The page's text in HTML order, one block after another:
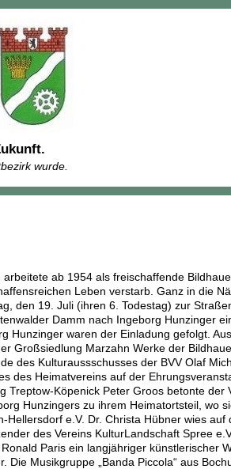
wurde.
ab 1954 als freischaffende
Leben verstarb. Ganz in die
den 19. Juli (ihren 6. Todestag) zur
Damm nach Ingeborg Hunzinger
Hunzinger waren der Einladung gefolgt.
Großsiedlung Marzahn Werke der
des Kulturaussschusses der BVV Olaf
des Heimatvereins auf der
Köpenick Peter Groos betonte der
Hunzingers zu ihrem Heimatortsteil, wo
e.V. Dr. Christa Hübner wies auf
des Vereins KulturLandschaft Spree
Paris ein langjähriger künstlerischer
Musikgruppe „Banda Piccola“ aus